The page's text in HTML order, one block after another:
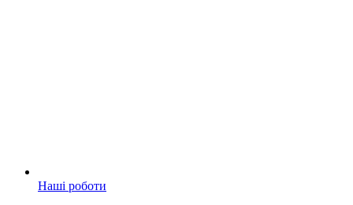
Наші роботи